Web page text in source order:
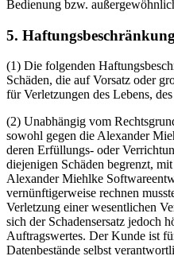
Bedienung bzw.
5.
(1) Die folgenden
Schäden, die auf Vorsatz oder
für Verletzungen des Lebens,
(2) Unabhängig vom
sowohl gegen die Alexander
deren Erfüllungs- oder
diejenigen Schäden begrenzt,
Alexander Miehlke
vernünftigerweise rechnen
Verletzung einer wesentlichen
sich der Schadensersatz jedoch
Auftragswertes. Der Kunde ist
Datenbestände selbst